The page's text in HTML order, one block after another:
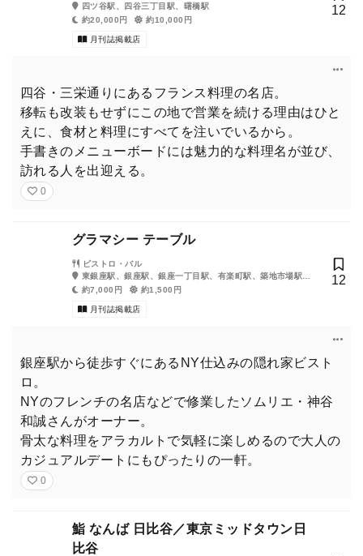
四ツ谷駅、四谷三丁目駅、曙橋駅
約20,000円
約10,000円
月刊誌掲載店
12
四谷・三栄通りにあるフランス料理の名店。
移転も改装もせずにこの地で営業を続ける理由はひと
えに、食材と料理にすべてを注いでいるから。
手書きのメニューボードには魅力的な料理名が並び、
訪れる人を出迎える。
0
グラマシー テーブル
ビストロ・バル
東銀座駅、銀座駅、銀座一丁目駅、有楽町駅、築地市場駅、
築地駅、日比谷駅、新富町駅、新橋駅、宝町駅
約7,000円 約1,500円
月刊誌掲載店
12
銀座駅から徒歩すぐにあるNY仕込みの隠れ家ビスト
ロ。
NYのフレンチの名店などで修業したソムリエ・神谷
和誠さんがオーナー。
骨太な料理をアラカルトで気軽に楽しめるので大人の
カジュアルデートにもぴったりの一軒。
0
鮨 なんば 日比谷／東京ミッドタウン日
比谷